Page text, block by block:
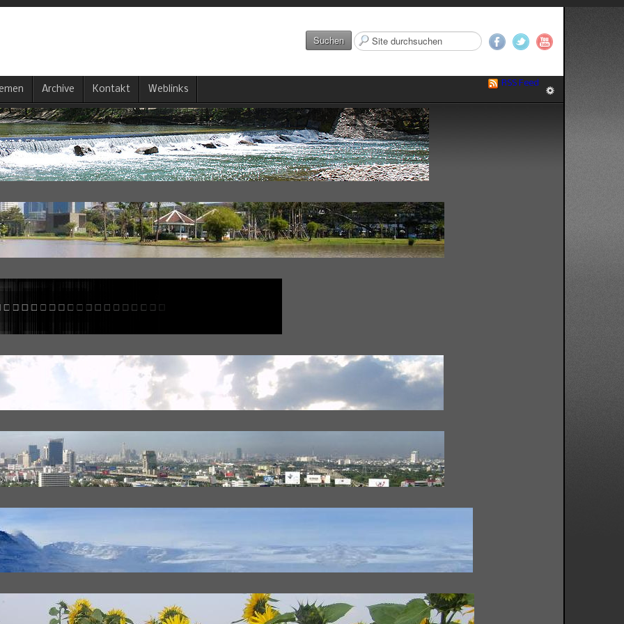
Suchen
Suchen
...
Archive Kontakt Weblinks
RSS Feed